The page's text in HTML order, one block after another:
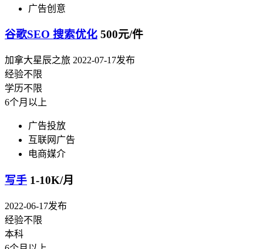
广告创意
谷歌SEO 搜索优化 500元/件
加拿大星辰之旅 2022-07-17发布
经验不限
学历不限
6个月以上
广告投放
互联网广告
电商媒介
写手 1-10K/月
2022-06-17发布
经验不限
本科